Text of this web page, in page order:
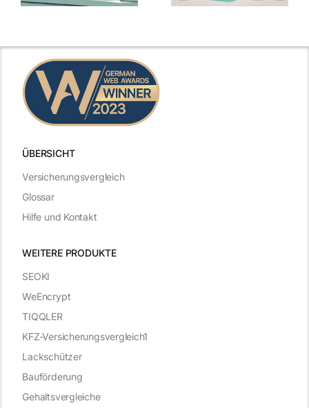
ÜBERSICHT
WEITERE PRODUKTE
Versicherungsvergleich
Glossar
Hilfe und Kontakt
SEOKI
WeEncrypt
TIQQLER
KFZ-Versicherungsvergleich1
Lackschützer
Bauförderung
Gehaltsvergleiche